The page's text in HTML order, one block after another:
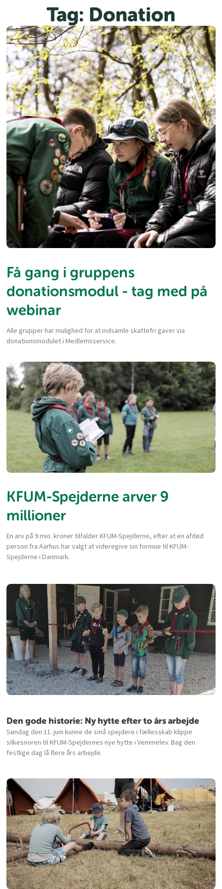
indhold
Tag: Donation
Få gang i gruppens
donationsmodul - tag med på
webinar
Alle grupper har mulighed for at indsamle skattefri gaver via
donationsmodulet i Medlemsservice.
KFUM-Spejderne arver 9
millioner
En arv på 9 mio. kroner tilfalder KFUM-Spejderne, efter at en afdød
person fra Aarhus har valgt at videregive sin formue til KFUM-
Spejderne i Danmark.
Den gode historie: Ny hytte efter to års arbejde
Søndag den 11. juni kunne de små spejdere i fællesskab klippe
silkesnoren til KFUM-Spejdernes nye hytte i Vemmelev. Bag den
festlige dag lå flere års arbejde.